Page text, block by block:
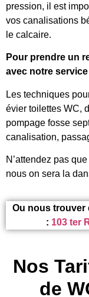
pression, il est
vos canalisations
le calcaire.
Pour prendre un
avec notre service
Les techniques
évier toilettes WC,
pompage fosse
canalisation,
N’attendez pas
nous on sera la
Ou nous trouver
: 103 ter
Nos
de